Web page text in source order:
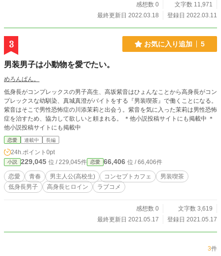
感想数 0
文字数 11,971
最終更新日 2022.03.18
登録日 2022.03.11
3 お気に入り追加 5
男装男子は小動物を愛でたい。
めろんぱん。
低身長がコンプレックスの男子高生、高坂紫音はひょんなことから高身長がコン
プレックスな幼馴染、真城真澄がバイトをする『男装喫茶』で働くことになる。
紫音はそこで男性恐怖症の川添茉莉と出会う。紫音を気に入った茉莉は男性恐怖
症を治すため、協力して欲しいと頼まれる。 ＊他小説投稿サイトにも掲載中 ＊
他小説投稿サイトにも掲載中
恋愛 連載中 長編
24h.ポイント 0pt
小説 229,045 位 / 229,045件 恋愛 66,406 位 / 66,406件
恋愛 青春 男主人公(高校生) コンセプトカフェ
男装喫茶
低身長男子
高身長ヒロイン ラブコメ
感想数 0
文字数 3,619
最終更新日 2021.05.17
登録日 2021.05.17
3件